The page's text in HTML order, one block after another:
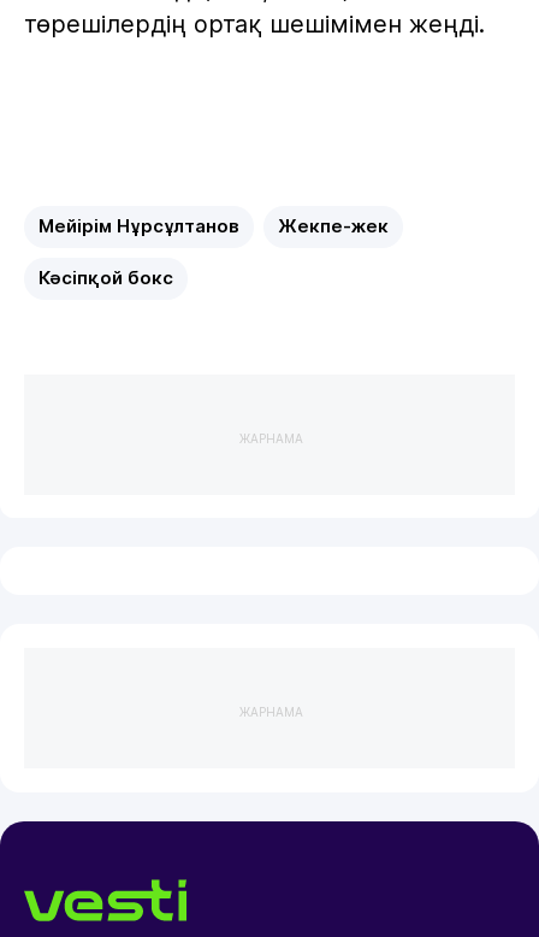
төрешілердің ортақ шешімімен жеңді.
Мейірім Нұрсұлтанов Жекпе-жек
Кәсіпқой бокс
ЖАРНАМА
ЖАРНАМА